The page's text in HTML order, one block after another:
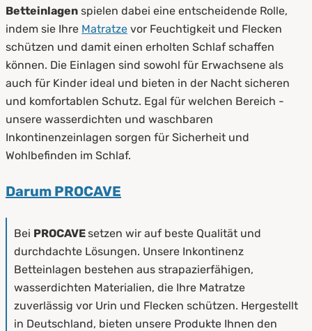
Betteinlagen spielen dabei eine entscheidende Rolle,
indem sie Ihre Matratze vor Feuchtigkeit und Flecken
schützen und damit einen erholten Schlaf schaffen
können. Die Einlagen sind sowohl für Erwachsene als
auch für Kinder ideal und bieten in der Nacht sicheren
und komfortablen Schutz. Egal für welchen Bereich -
unsere wasserdichten und waschbaren
Inkontinenzeinlagen sorgen für Sicherheit und
Wohlbefinden im Schlaf.
Darum PROCAVE
Bei PROCAVEsetzen wir auf beste Qualität und
durchdachte Lösungen. Unsere Inkontinenz
Betteinlagen bestehen aus strapazierfähigen,
wasserdichten Materialien, die Ihre Matratze
zuverlässig vor Urin und Flecken schützen. Hergestellt
in Deutschland, bieten unsere Produkte Ihnen den